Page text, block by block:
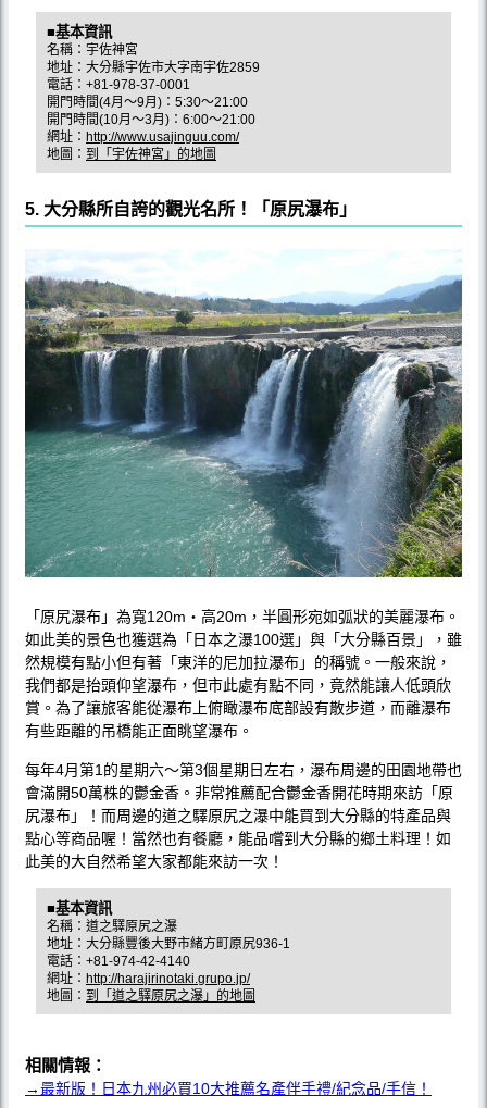
■基本資訊
名稱：宇佐神宮
地址：大分縣宇佐市大字南宇佐2859
電話：+81-978-37-0001
開門時間(4月〜9月)：5:30〜21:00
開門時間(10月〜3月)：6:00〜21:00
網址： http://www.usajinguu.com/
地圖： 到「宇佐神宮」的地圖
5. 大分縣所自誇的觀光名所！「原尻瀑布」
「原尻瀑布」為寬120m‧高20m，半圓形宛如弧狀的美麗瀑布。
如此美的景色也獲選為「日本之瀑100選」與「大分縣百景」，雖
然規模有點小但有著「東洋的尼加拉瀑布」的稱號。一般來說，
我們都是抬頭仰望瀑布，但市此處有點不同，竟然能讓人低頭欣
賞。為了讓旅客能從瀑布上俯瞰瀑布底部設有散步道，而離瀑布
有些距離的吊橋能正面眺望瀑布。
每年4月第1的星期六〜第3個星期日左右，瀑布周邊的田園地帶也
會滿開50萬株的鬱金香。非常推薦配合鬱金香開花時期來訪「原
尻瀑布」！而周邊的道之驛原尻之瀑中能買到大分縣的特產品與
點心等商品喔！當然也有餐廳，能品嚐到大分縣的鄉土料理！如
此美的大自然希望大家都能來訪一次！
■基本資訊
名稱：道之驛原尻之瀑
地址：大分縣豐後大野市緒方町原尻936-1
電話：+81-974-42-4140
網址： http://harajirinotaki.grupo.jp/
地圖： 到「道之驛原尻之瀑」的地圖
相關情報：
→最新版！日本九州必買10大推薦名產伴手禮/紀念品/手信！